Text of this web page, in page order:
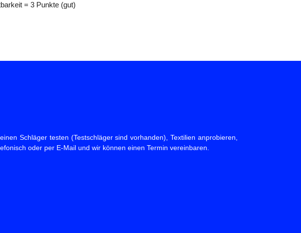
= 3 Punkte (gut)
Schläger testen (Testschläger sind vorhanden), Textilien anprobieren,
oder per E-Mail und wir können einen Termin vereinbaren.